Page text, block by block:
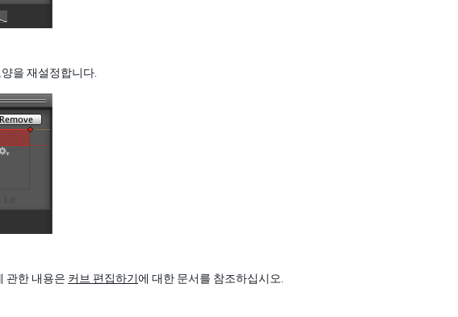
을 재설정합니다.
관한 내용은 커브 편집하기에 대한 문서를 참조하십시오.